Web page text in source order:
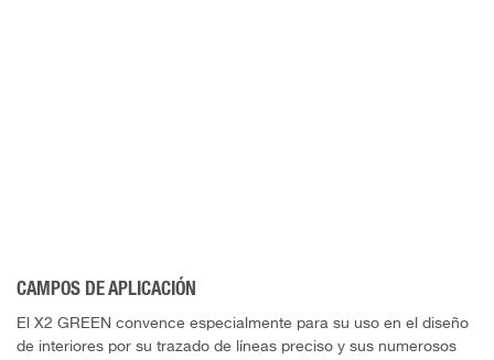
CAMPOS DE APLICACIÓN
El X2 GREEN convence especialmente para su uso en el diseño
de interiores por su trazado de líneas preciso y sus numerosos